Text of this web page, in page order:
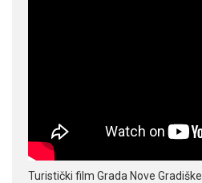
Turistički film Grada Nove Gradiške